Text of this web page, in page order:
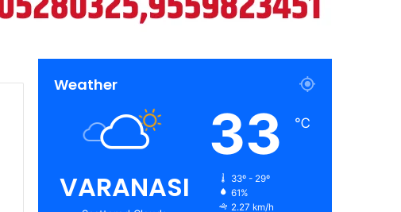
Weather
VARANASI
33 ℃
33º - 29º
61%
2.27 km/h